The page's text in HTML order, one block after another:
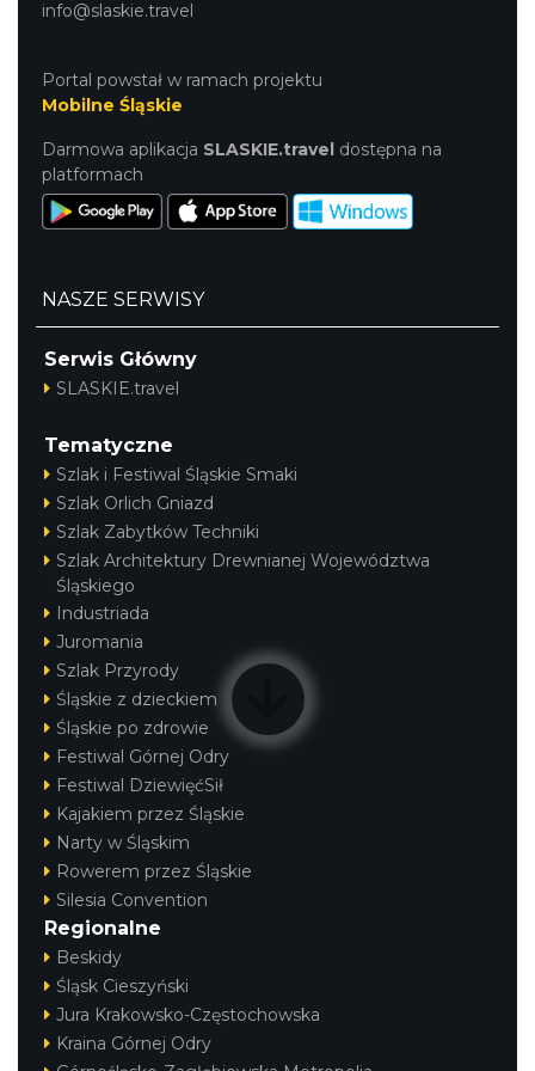
info@slaskie.travel
Portal powstał w ramach projektu
Mobilne Śląskie
Darmowa aplikacja SLASKIE.travel dostępna na
platformach
NASZE SERWISY
Serwis Główny
SLASKIE.travel
Tematyczne
Szlak i Festiwal Śląskie Smaki
Szlak Orlich Gniazd
Szlak Zabytków Techniki
Szlak Architektury Drewnianej Województwa
Śląskiego
Industriada
Juromania
Szlak Przyrody
Śląskie z dzieckiem
Śląskie po zdrowie
Festiwal Górnej Odry
Festiwal DziewięćSił
Kajakiem przez Śląskie
Narty w Śląskim
Rowerem przez Śląskie
Silesia Convention
Regionalne
Beskidy
Śląsk Cieszyński
Jura Krakowsko-Częstochowska
Kraina Górnej Odry